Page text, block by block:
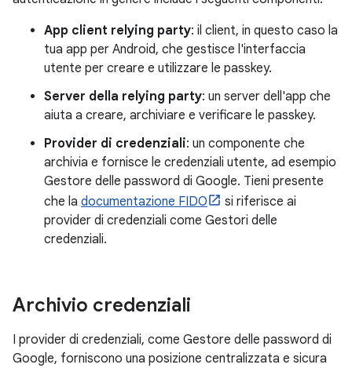
App client relying party: il client, in questo caso la
tua app per Android, che gestisce l'interfaccia
utente per creare e utilizzare le passkey.
Server della relying party: un server dell'app che
aiuta a creare, archiviare e verificare le passkey.
Provider di credenziali: un componente che
archivia e fornisce le credenziali utente, ad esempio
Gestore delle password di Google. Tieni presente
che la documentazione FIDO
si riferisce ai
provider di credenziali come Gestori delle
credenziali.
Archivio credenziali
I provider di credenziali, come Gestore delle password di
Google, forniscono una posizione centralizzata e sicura